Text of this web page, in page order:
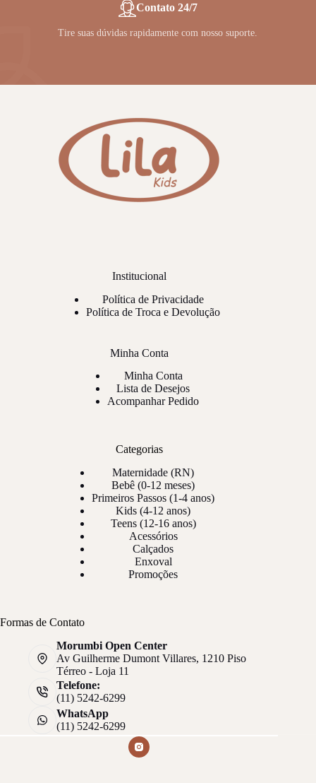
Contato 24/7
Tire suas dúvidas rapidamente com nosso suporte.
Institucional
Política de Privacidade
Política de Troca e Devolução
Minha Conta
Minha Conta
Lista de Desejos
Acompanhar Pedido
Categorias
Maternidade (RN)
Bebê (0-12 meses)
Primeiros Passos (1-4 anos)
Kids (4-12 anos)
Teens (12-16 anos)
Acessórios
Calçados
Enxoval
Promoções
Formas de Contato
Morumbi Open Center
Av Guilherme Dumont Villares, 1210 Piso
Térreo - Loja 11
Telefone:
(11) 5242-6299
WhatsApp
(11) 5242-6299